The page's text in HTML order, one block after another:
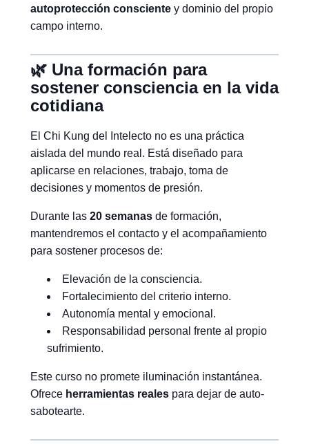
autoprotección consciente y dominio del propio
campo interno.
🌿 Una formación para
sostener consciencia en la vida
cotidiana
El Chi Kung del Intelecto no es una práctica
aislada del mundo real. Está diseñado para
aplicarse en relaciones, trabajo, toma de
decisiones y momentos de presión.
Durante las 20 semanas de formación,
mantendremos el contacto y el acompañamiento
para sostener procesos de:
Elevación de la consciencia.
Fortalecimiento del criterio interno.
Autonomía mental y emocional.
Responsabilidad personal frente al propio
sufrimiento.
Este curso no promete iluminación instantánea.
Ofrece herramientas reales para dejar de auto-
sabotearte.